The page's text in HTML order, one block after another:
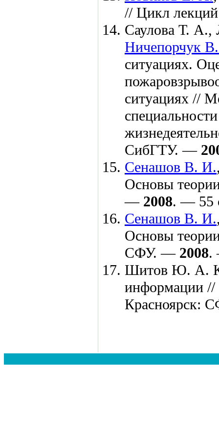
// Цикл
Саулова Т. А.,
Ничепорчук
ситуациях.
ситуациях //
СибГТУ. —
Сенашов В. И.
Основы
— 2008. — 55
Сенашов В. И.
Основы
СФУ. — 2008.
Шитов Ю. А.
информации //
Красноярск: